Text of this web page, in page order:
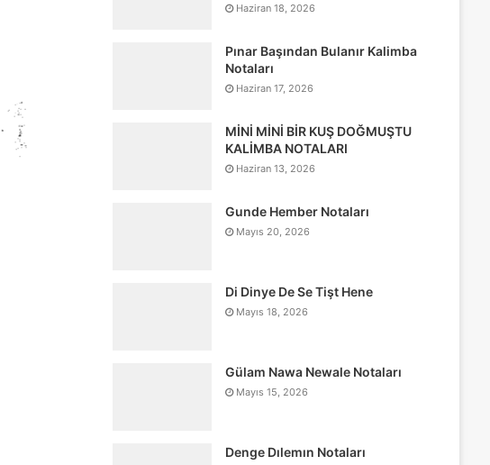
Haziran 18, 2026
Pınar Başından Bulanır Kalimba
Notaları
Haziran 17, 2026
MİNİ MİNİ BİR KUŞ DOĞMUŞTU
KALİMBA NOTALARI
Haziran 13, 2026
Gunde Hember Notaları
Mayıs 20, 2026
Di Dinye De Se Tişt Hene
Mayıs 18, 2026
Gülam Nawa Newale Notaları
Mayıs 15, 2026
Denge Dılemın Notaları